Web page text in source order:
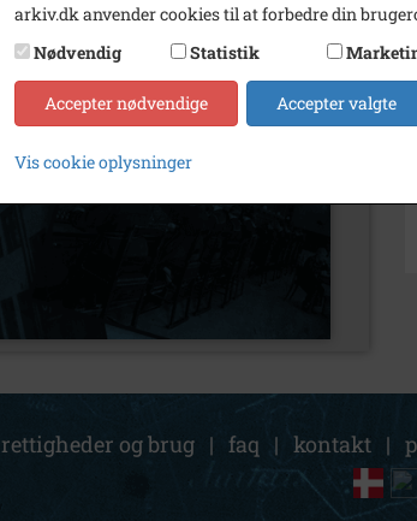
rettigheder og brug | faq | kontakt |
arkiv.dk anvender cookies til at forbedre din
Nødvendig
Statistik
Accepter nødvendige Accepter valgte
Vis cookie oplysninger